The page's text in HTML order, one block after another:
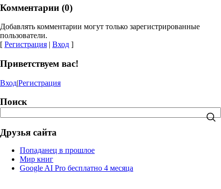
Комментарии (0)
Добавлять комментарии могут только зарегистрированные
пользователи.
[ Регистрация | Вход ]
Приветствуем вас!
Вход|Регистрация
Поиск
Друзья сайта
Попаданец в прошлое
Мир книг
Google AI Pro бесплатно 4 месяца